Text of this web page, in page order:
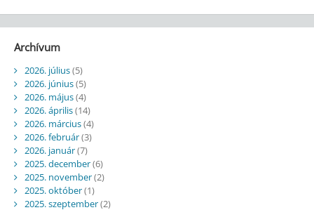
Archívum
2026. július(5)
2026. június(5)
2026. május(4)
2026. április(14)
2026. március(4)
2026. február(3)
2026. január(7)
2025. december(6)
2025. november(2)
2025. október(1)
2025. szeptember(2)